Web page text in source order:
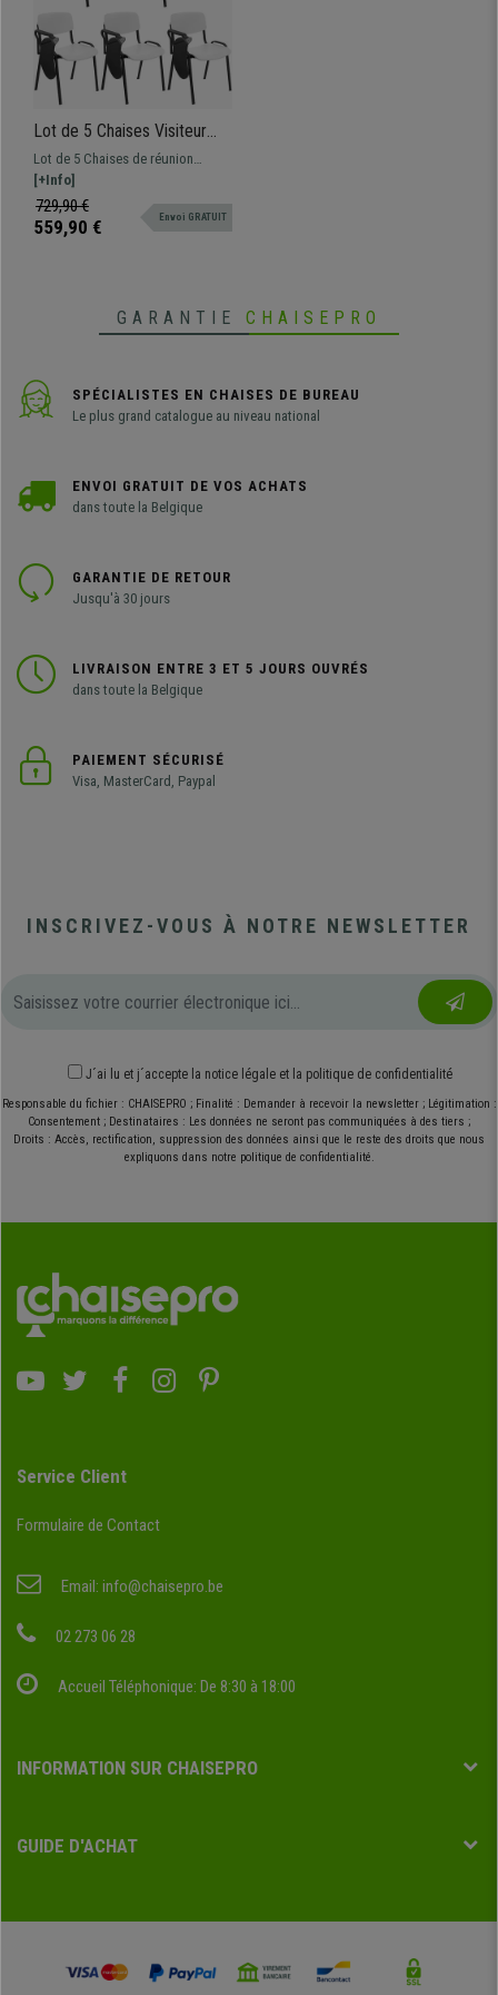
Lot de 5 Chaises Visiteur
MILKA AVEC TABLETTE,
Élégantes et Polyvalentes,
Empilables, Piètement Noir,
Blanc
Lot de 5 Chaises de réunion
pratique MILKA AVEC TABLETTE,
structure en acier noir, assise et
dossier en polypropylène
[+Info]
729,90 €
559,90 € Envoi GRATUIT
GARANTIE CHAISEPRO
SPÉCIALISTES EN CHAISES DE BUREAU
Le plus grand catalogue au niveau national
ENVOI GRATUIT DE VOS ACHATS
dans toute la Belgique
GARANTIE DE RETOUR
Jusqu'à 30 jours
LIVRAISON ENTRE 3 ET 5 JOURS OUVRÉS
dans toute la Belgique
PAIEMENT SÉCURISÉ
Visa, MasterCard, Paypal
INSCRIVEZ-VOUS À NOTRE NEWSLETTER
J´ai lu et j´accepte la notice légale et la politique de confidentialité
Responsable du fichier : CHAISEPRO ; Finalité : Demander à recevoir la newsletter ; Légitimation :
Consentement ; Destinataires : Les données ne seront pas communiquées à des tiers ;
Droits : Accès, rectification, suppression des données ainsi que le reste des droits que nous
expliquons dans notre politique de confidentialité.
Service Client
Formulaire de Contact
Email: info@chaisepro.be
02 273 06 28
Accueil Téléphonique: De 8:30 à 18:00
INFORMATION SUR CHAISEPRO
GUIDE D'ACHAT